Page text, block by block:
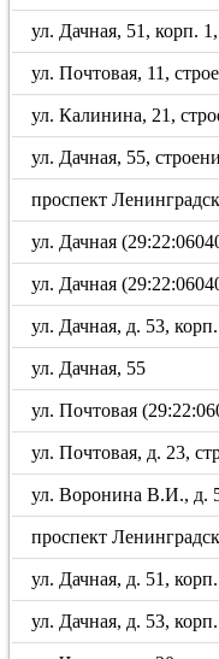
ул. Дачная, 51, корп.
ул. Почтовая, 11,
ул. Калинина, 21,
ул. Дачная, 55,
проспект
ул. Дачная
ул. Дачная
ул. Дачная, д. 53, корп.
ул. Дачная, 55
ул. Почтовая
ул. Почтовая, д. 23,
ул. Воронина В.И., д.
проспект
ул. Дачная, д. 51,
ул. Дачная, д. 53, корп.